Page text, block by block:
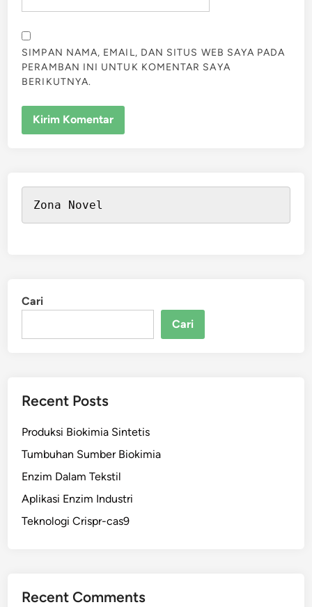
SIMPAN NAMA, EMAIL, DAN SITUS WEB SAYA PADA
PERAMBAN INI UNTUK KOMENTAR SAYA
BERIKUTNYA.
Zona Novel
Cari
Cari
Recent Posts
Produksi Biokimia Sintetis
Tumbuhan Sumber Biokimia
Enzim Dalam Tekstil
Aplikasi Enzim Industri
Teknologi Crispr-cas9
Recent Comments